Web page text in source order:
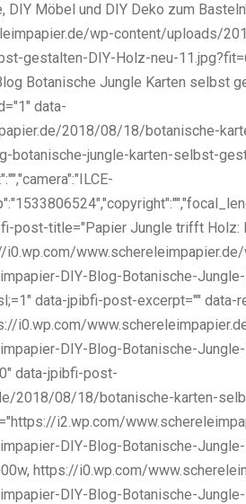
DIY Möbel und DIY Deko zum
wp-content/uploads/
gestalten-DIY-Holz-neu-
Botanische Jungle Karten selbst
data-
2018/08/18/botanische-
botanische-jungle-karten-selbst-
post-title="Papier Jungle trifft Holz:
DIY-Blog-Botanische-
data-jpibfi-post-excerpt="" data-
i0.wp.com/
DIY-Blog-Botanische-
data-jpibfi-post-
2018/08/18/botanische-karten-
i2.wp.com/
DIY-Blog-Botanische-
https://i0.wp.com/
DIY-Blog-Botanische-